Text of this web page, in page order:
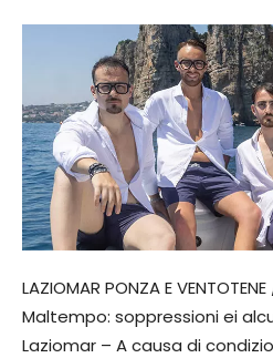
LAZIOMAR PONZA E
Maltempo: soppressioni ei
Laziomar – A causa di